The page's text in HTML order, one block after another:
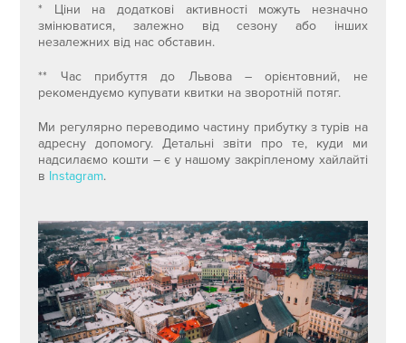
* Ціни на додаткові активності можуть незначно
змінюватися, залежно від сезону або інших
незалежних від нас обставин.
** Час прибуття до Львова – орієнтовний, не
рекомендуємо купувати квитки на зворотній потяг.
Ми регулярно переводимо частину прибутку з турів на
адресну допомогу. Детальні звіти про те, куди ми
надсилаємо кошти – є у нашому закріпленому хайлайті
в Instagram.